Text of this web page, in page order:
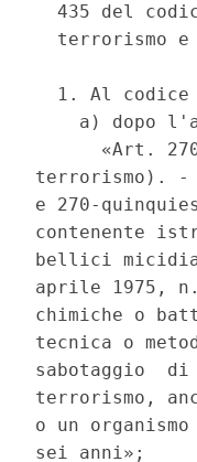
435 del
terrorismo e
1. Al codice
a) dopo
«Art.
terrorismo).
e 270-
contenente
bellici
aprile 1975,
chimiche o
tecnica o
sabotaggio
terrorismo,
o un
sei anni»;